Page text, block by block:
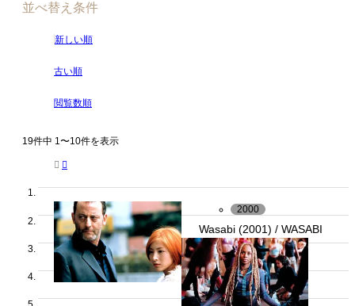
並べ替え条件
新しい順
古い順
閲覧数順
19件中 1〜10件を表示
 
2000
Wasabi (2001) / WASABI